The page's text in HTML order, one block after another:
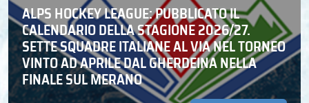
ALPS HOCKEY LEAGUE: PUBBLICATO IL
CALENDARIO DELLA STAGIONE 2026/27.
SETTE SQUADRE ITALIANE AL VIA NEL TORNEO
VINTO AD APRILE DAL GHERDEINA NELLA
FINALE SUL MERANO